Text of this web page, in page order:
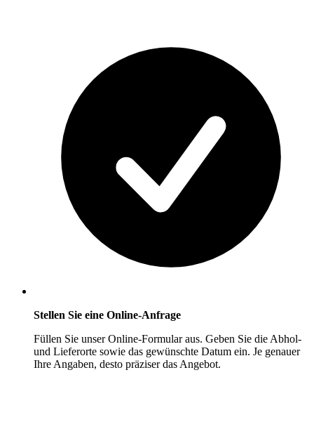
Stellen Sie eine Online-Anfrage
Füllen Sie unser Online-Formular aus. Geben Sie die Abhol-
und Lieferorte sowie das gewünschte Datum ein. Je genauer
Ihre Angaben, desto präziser das Angebot.